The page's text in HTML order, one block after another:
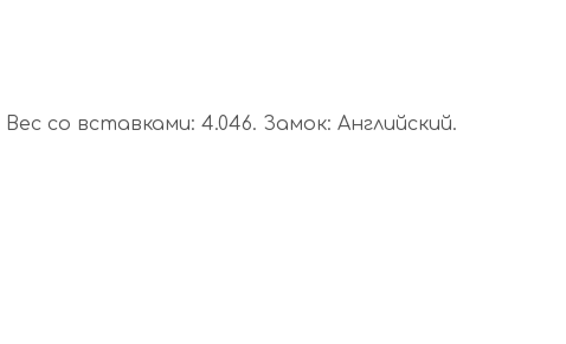
со вставками: 4.046. Замок: Английский.